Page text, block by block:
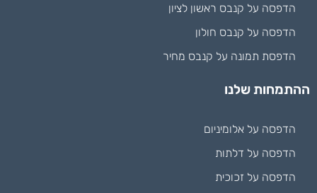
הדפסה על קנבס ראשון לציון
הדפסה על קנבס חולון
הדפסת תמונה על קנבס מחיר
ההתמחות שלנו
הדפסה על אלומיניום
הדפסה על דלתות
הדפסה על זכוכית